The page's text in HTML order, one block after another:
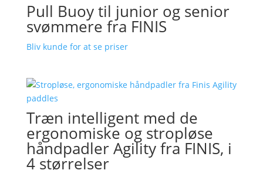
Pull Buoy til junior og senior
svømmere fra FINIS
Bliv kunde for at se priser
Træn intelligent med de
ergonomiske og stropløse
håndpadler Agility fra FINIS, i
4 størrelser